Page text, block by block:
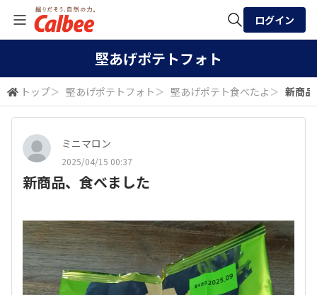
検索
ログイン
堅あげポテトフォト
トップ＞ 堅あげポテトフォト ＞ 堅あげポテト食べたよ ＞ 新商
ミニマロン
2025/04/15 00:37
新商品、食べました